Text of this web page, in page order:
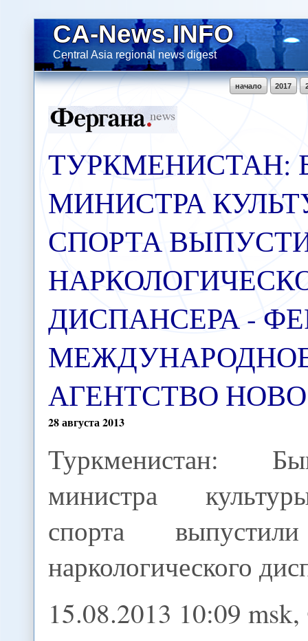
CA-News.INFO
Central Asia regional news digest
2017
начало
ТУРКМЕНИСТАН:
МИНИСТРА
СПОРТА
ДИСПАНСЕРА -
АГЕНТСТВО
28августа2013
Туркменистан:
министра
спорта
наркологического
15.08.2013 10:09